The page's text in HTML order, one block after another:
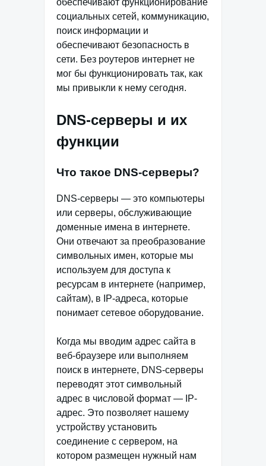
социальных сетей, коммуникацию,
поиск информации и
обеспечивают безопасность в
сети. Без роутеров интернет не
мог бы функционировать так, как
мы привыкли к нему сегодня.
DNS-серверы и их
функции
Что такое DNS-серверы?
DNS-серверы — это компьютеры
или серверы, обслуживающие
доменные имена в интернете.
Они отвечают за преобразование
символьных имен, которые мы
используем для доступа к
ресурсам в интернете (например,
сайтам), в IP-адреса, которые
понимает сетевое оборудование.
Когда мы вводим адрес сайта в
веб-браузере или выполняем
поиск в интернете, DNS-серверы
переводят этот символьный
адрес в числовой формат — IP-
адрес. Это позволяет нашему
устройству установить
соединение с сервером, на
котором размещен нужный нам